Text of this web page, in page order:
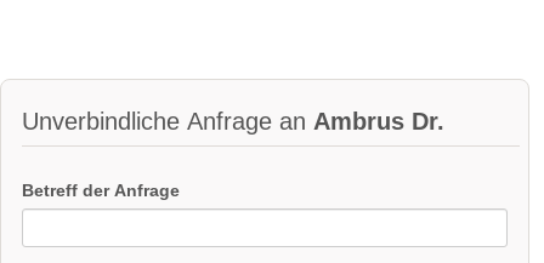
Unverbindliche Anfrage an Ambrus Dr.
Betreff der Anfrage